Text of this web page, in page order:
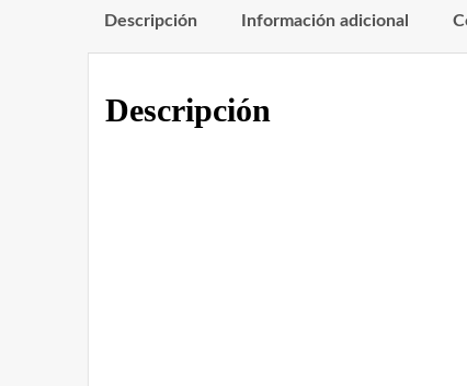
Descripción Información adicional
Descripción